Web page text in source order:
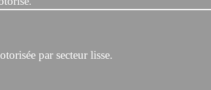
par secteur lisse.